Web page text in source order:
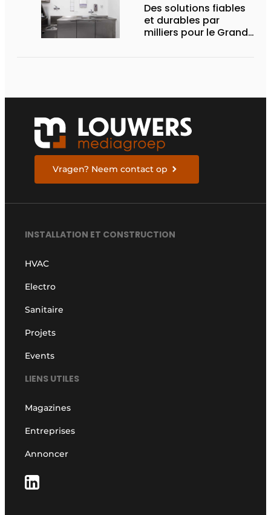
Des solutions fiables
et durables par
milliers pour le Grand
Vragen? Neem contact op
INSTALLATION ET CONSTRUCTION
HVAC
Electro
Sanitaire
Projets
Events
LIENS UTILES
Magazines
Entreprises
Annoncer